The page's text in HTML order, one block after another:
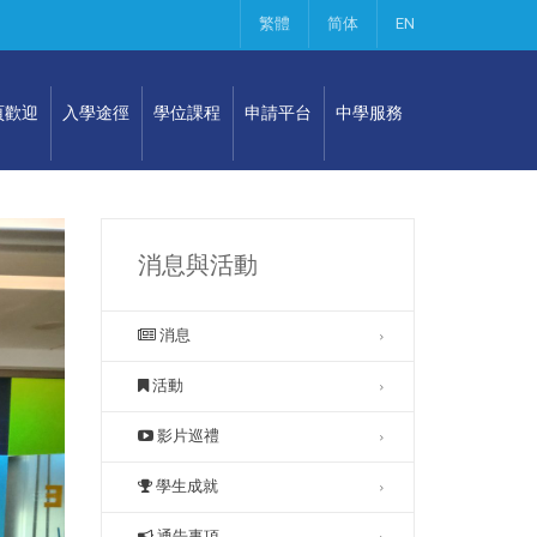
繁體 简体 EN
歡迎 入學途徑 學位課程 申請平台 中學服務
消息與活動
消息
活動
影片巡禮
學生成就